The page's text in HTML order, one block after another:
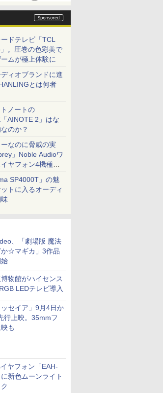
ドテレビ「TCL
。圧巻の色彩美で
ムが極上体験に
ィオブランドに進
とは何者
ノートの
AINOTE 2」はな
のか？
なのに脅威の実
」Noble Audioワ
ヤフォン4機種を
SP4000T」の魅
トに入るオーディ
、「劇場版 魔法
か☆マギカ」3作品
物館がハイセンス
LEDテレビ導入
ッセイア」9月4日か
行上映。35mmフ
も
ヤフォン「EAH-
新色ムーンライト